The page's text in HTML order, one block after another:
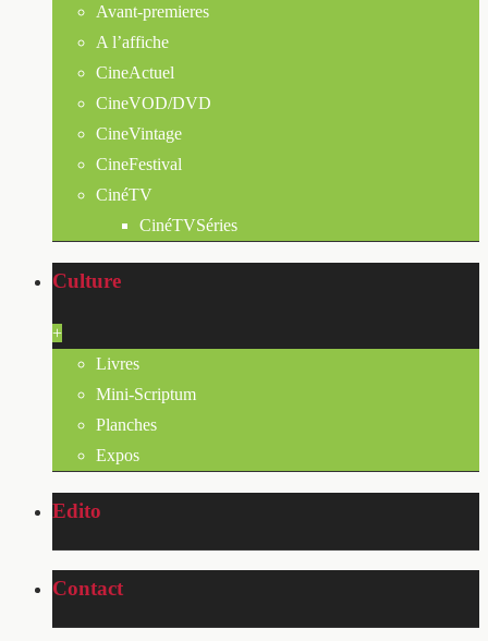
Avant-premieres
A l’affiche
CineActuel
CineVOD/DVD
CineVintage
CineFestival
CinéTV
CinéTVSéries
Culture
+
Livres
Mini-Scriptum
Planches
Expos
Edito
Contact